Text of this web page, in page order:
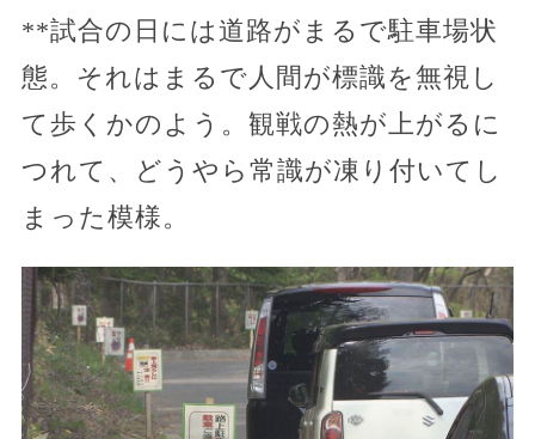
**試合の日には道路がまるで駐車場状
態。それはまるで人間が標識を無視し
て歩くかのよう。観戦の熱が上がるに
つれて、どうやら常識が凍り付いてし
まった模様。